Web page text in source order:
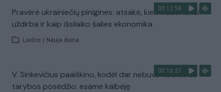
00:12:58
Pravėrė ukrainiečių pinigines: atsakė, kiek vidutiniškai
uždirba ir kaip išsilaiko šalies ekonomika
Laidos Nauja diena
00:16:37
V. Sinkevičius paaiškino, kodėl dar nebuvo Koalicinės
tarybos posėdžio: esame kalbėję